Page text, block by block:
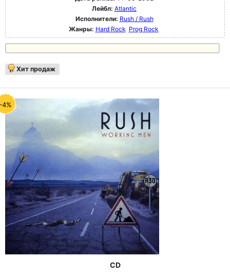
Лейбл: Atlantic
Исполнители: Rush / Rush
Жанры: Hard Rock Prog Rock
Хит продаж
4%
CD